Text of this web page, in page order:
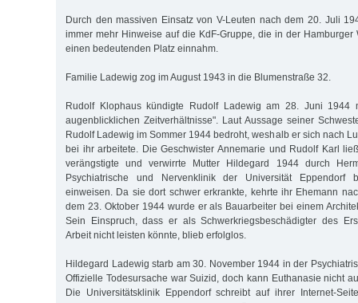
Durch den massiven Einsatz von V-Leuten nach dem 20. Juli
immer mehr Hinweise auf die KdF-Gruppe, die in der Hamburger
einen bedeutenden Platz einnahm.
Familie Ladewig zog im August 1943 in die Blumenstraße 32.
Rudolf Klophaus kündigte Rudolf Ladewig am 28. Juni 1944
augenblicklichen Zeitverhältnisse". Laut Aussage seiner
Rudolf Ladewig im Sommer 1944 bedroht, weshalb er sich nach
bei ihr arbeitete. Die Geschwister Annemarie und Rudolf Karl
verängstigte und verwirrte Mutter Hildegard 1944 durch
Psychiatrische und Nervenklinik der Universität Eppendorf
einweisen. Da sie dort schwer erkrankte, kehrte ihr Ehemann
dem 23. Oktober 1944 wurde er als Bauarbeiter bei einem
Sein Einspruch, dass er als Schwerkriegsbeschädigter des
Arbeit nicht leisten könnte, blieb erfolglos.
Hildegard Ladewig starb am 30. November 1944 in der
Offizielle Todesursache war Suizid, doch kann Euthanasie nicht
Die Universitätsklinik Eppendorf schreibt auf ihrer Internet-